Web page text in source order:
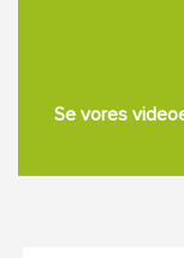
Se vores